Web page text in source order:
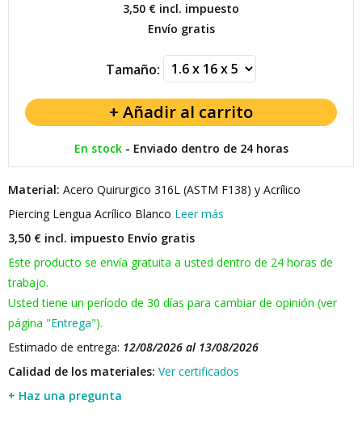
3,50 € incl. impuesto
Envío gratis
Tamaño:
En stock- Enviado dentro de 24 horas
Material: Acero Quirurgico 316L (ASTM F138) y Acrílico
Piercing Lengua Acrílico Blanco Leer más
3,50 € incl. impuesto Envío gratis
Este producto se envía gratuita a usted dentro de 24 horas de
trabajo.
Usted tiene un período de 30 días para cambiar de opinión (ver
página "Entrega").
Estimado de entrega: 12/08/2026 al 13/08/2026
Calidad de los materiales: Ver certificados
+ Haz una pregunta